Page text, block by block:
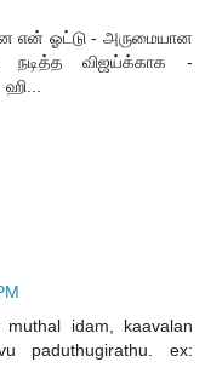
என் ஓட்டு - அருமையான
விஜய்க்காக -
muthal idam, kaavalan
paduthugirathu. ex: